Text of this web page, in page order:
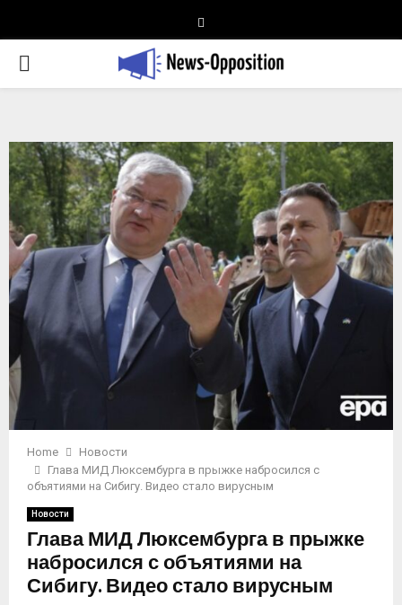
PRIMARY
Home
Новости
Глава МИД Люксембурга в прыжке набросился с
объятиями на Сибигу. Видео стало вирусным
Новости
Глава МИД Люксембурга в прыжке
набросился с объятиями на
Сибигу. Видео стало вирусным